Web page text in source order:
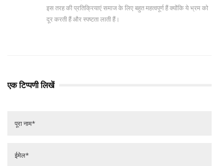
इस तरह की प्रतिक्रियाएं समाज के लिए बहुत महत्वपूर्ण हैं क्योंकि ये भ्रम को
दूर करती हैं और स्पष्टता लाती हैं।
एक टिप्पणी लिखें